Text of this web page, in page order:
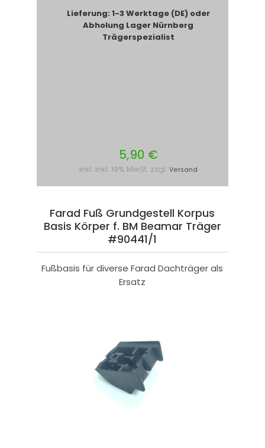
Lieferung: 1-3 Werktage (DE) oder
Abholung Lager Nürnberg
Trägerspezialist
5,90 €
inkl. inkl. 19% MwSt. zzgl. Versand
Farad Fuß Grundgestell Korpus
Basis Körper f. BM Beamar Träger
#90441/1
Fußbasis für diverse Farad Dachträger als
Ersatz